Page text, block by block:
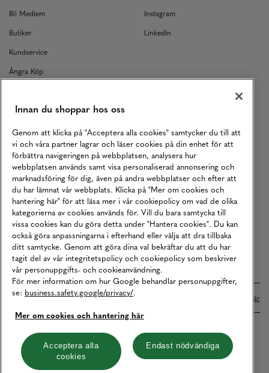
Bli Medlem
Butiker
Kundservice
Ångra Köp
Returer
Köpvillkor
Karriär
Vårt Ansvar
Våra Tjänster
Press
Studentrabatt
B2B
Tillgänglighetsredogörelse
Instagram
LinkedIn
Betalningar online sköts i samarbete med Klarna. Läs mer här
Cookies Integritetspolicy
Hantera cookies
Innan du shoppar hos oss
Genom att klicka på "Acceptera alla cookies" samtycker du till att
vi och våra partner lagrar och läser cookies på din enhet för att
förbättra navigeringen på webbplatsen, analysera hur
webbplatsen används samt visa personaliserad annonsering och
marknadsföring för dig, även på andra webbplatser och efter att
du har lämnat vår webbplats. Klicka på "Mer om cookies och
hantering här" för att läsa mer i vår cookiepolicy om vad de olika
kategorierna av cookies används för. Vill du bara samtycka till
vissa cookies kan du göra detta under "Hantera cookies". Du kan
också göra anpassningarna i efterhand eller välja att dra tillbaka
ditt samtycke. Genom att göra dina val bekräftar du att du har
tagit del av vår integritetspolicy och cookiepolicy som beskriver
vår personuppgifts- och cookieanvändning.
För mer information om hur Google behandlar personuppgifter,
se: business.safety.google/privacy/.
Mer om cookies och hantering här
Acceptera alla
cookies
Endast nödvändiga